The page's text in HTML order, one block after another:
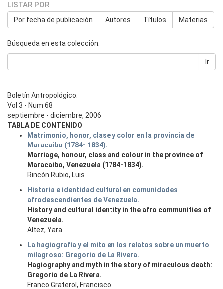
LISTAR POR
Por fecha de publicación Autores Títulos Materias
Búsqueda en esta colección:
Ir
Boletín Antropológico.
Vol 3 - Num 68
septiembre - diciembre, 2006
TABLA DE CONTENIDO
Matrimonio, honor, clase y color en la provincia de
Maracaibo (1784- 1834).
Marriage, honour, class and colour in the province of
Maracaibo, Venezuela (1784-1834).
Rincón Rubio, Luis
Historia e identidad cultural en comunidades
afrodescendientes de Venezuela.
History and cultural identity in the afro communities of
Venezuela.
Altez, Yara
La hagiografía y el mito en los relatos sobre un muerto
milagroso: Gregorio de La Rivera.
Hagiography and myth in the story of miraculous death:
Gregorio de La Rivera.
Franco Graterol, Francisco